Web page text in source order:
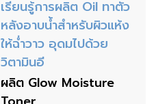
เรียนรู้การผลิต Oil ทาตัว
หลังอาบน้ำสำหรับผิวแห้ง
ให้ฉ่ำวาว อุดมไปด้วย
วิตามินอี
ผลิต Glow Moisture